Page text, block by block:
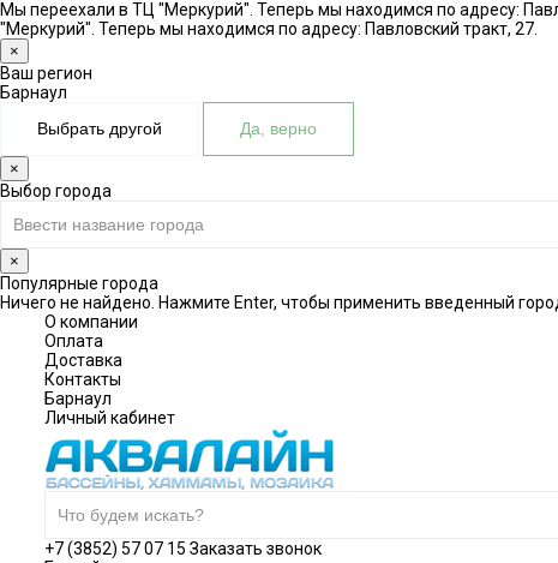
Мы переехали в ТЦ "Меркурий". Теперь мы находимся по адресу:
"Меркурий". Теперь мы находимся по адресу: Павловский тракт, 27.
×
Ваш регион
Барнаул
Выбрать другой
Да, верно
×
Выбор города
×
Популярные города
Ничего не найдено. Нажмите Enter, чтобы применить введенный
О компании
Оплата
Доставка
Контакты
Барнаул
Личный кабинет
+7 (3852) 57 07 15 Заказать звонок